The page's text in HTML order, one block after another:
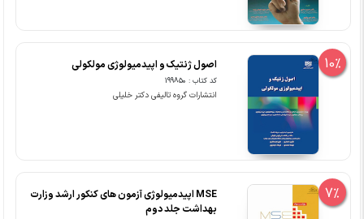
10% اصول ژنتیک و اپیدمیولوژی مولکولی
کد کتاب : 199850
انتشارات گروه تالیفی دکتر خلیلی
7%
MSE اپیدمیولوژی آزمون های کنکور ارشد وزارت
بهداشت جلد دوم